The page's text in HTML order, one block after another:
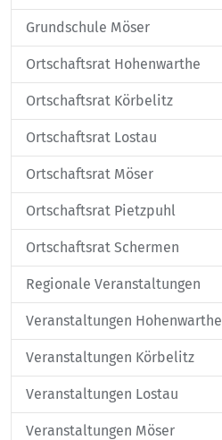
Grundschule Möser
Ortschaftsrat Hohenwarthe
Ortschaftsrat Körbelitz
Ortschaftsrat Lostau
Ortschaftsrat Möser
Ortschaftsrat Pietzpuhl
Ortschaftsrat Schermen
Regionale Veranstaltungen
Veranstaltungen Hohenwarthe
Veranstaltungen Körbelitz
Veranstaltungen Lostau
Veranstaltungen Möser